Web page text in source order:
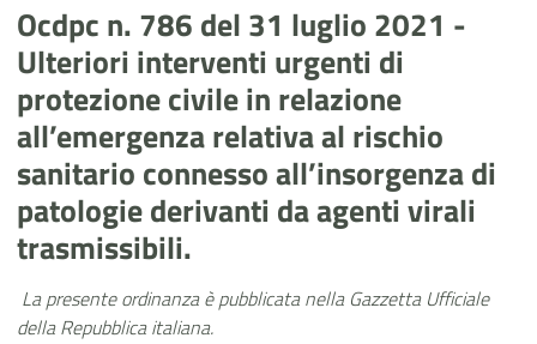
Ocdpc n. 786 del 31 luglio 2021 -
Ulteriori interventi urgenti di
protezione civile in relazione
all’emergenza relativa al rischio
sanitario connesso all’insorgenza di
patologie derivanti da agenti virali
trasmissibili.
La presente ordinanzaèpubblicata nella Gazzetta Ufficiale
della Repubblica italiana.